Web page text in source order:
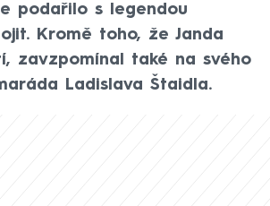
podařilo s legendou
Kromě toho, že Janda
zavzpomínal také na svého
Ladislava Štaidla.